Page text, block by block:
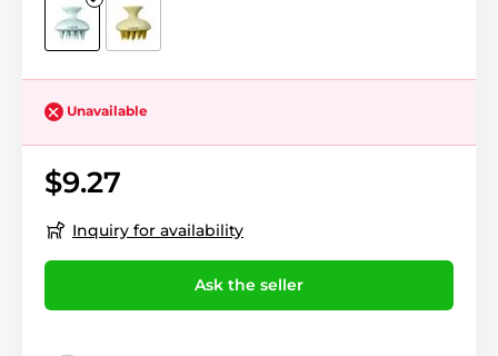
Unavailable
$9.27
Inquiry for availability
Ask the seller